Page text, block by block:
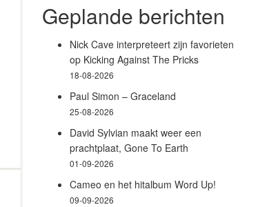
Geplande berichten
Nick Cave interpreteert zijn favorieten
op Kicking Against The Pricks
18-08-2026
Paul Simon – Graceland
25-08-2026
David Sylvian maakt weer een
prachtplaat, Gone To Earth
01-09-2026
Cameo en het hitalbum Word Up!
09-09-2026